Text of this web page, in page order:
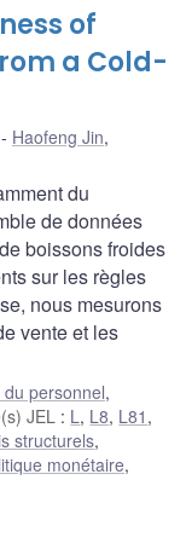
of
a Cold-
Haofeng Jin,
du
de données
boissons froides
sur les règles
nous mesurons
vente et les
personnel,
JEL : L , L8, L81 ,
structurels,
monétaire,